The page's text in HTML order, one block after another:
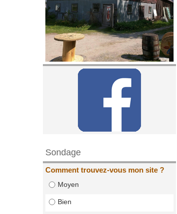
Sondage
Comment trouvez-vous mon site ?
Moyen
Bien